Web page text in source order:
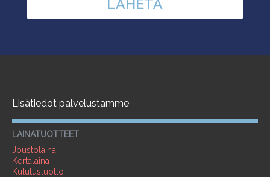
Lisätiedot palvelustamme
LAINATUOTTEET
Joustolaina
Kertalaina
Kulutusluotto